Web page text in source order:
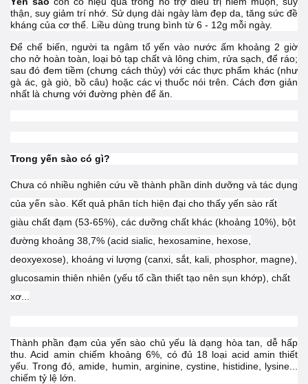
thận, suy giảm trí nhớ. Sử dụng dài ngày làm đẹp da, tăng sức đề
kháng của cơ thể. Liều dùng trung bình từ 6 - 12g mỗi ngày.
Để chế biến, người ta ngâm tổ yến vào nước ấm khoảng 2 giờ
cho nở hoàn toàn, loại bỏ tạp chất và lông chim, rửa sạch, để ráo;
sau đó đem tiềm (chưng cách thủy) với các thực phẩm khác (như
gà ác, gà giò, bồ câu) hoặc các vị thuốc nói trên. Cách đơn giản
nhất là chưng với đường phèn để ăn.
Trong yến sào có gì?
Chưa có nhiều nghiên cứu về thành phần dinh dưỡng và tác dụng
của yến sào . Kết quả phân tích hiện đại cho thấy yến sào rất
giàu chất đạm (53-65%), các dưỡng chất khác (khoảng 10%), bột
đường khoảng 38,7% (acid sialic, hexosamine, hexose,
deoxyexose), khoáng vi lượng (canxi, sắt, kali, phosphor, magne),
glucosamin thiên nhiên (yếu tố cần thiết tạo nên sụn khớp), chất
xơ...
Thành phần đạm của yến sào chủ yếu là dạng hòa tan, dễ hấp
thu. Acid amin chiếm khoảng 6%, có đủ 18 loại acid amin thiết
yếu. Trong đó, amide, humin, arginine, cystine, histidine, lysine...
chiếm tỷ lệ lớn.